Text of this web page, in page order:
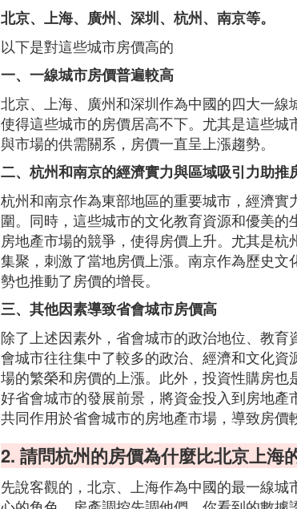
北京、上海、廣州、深圳、杭州、南京等。
以下是對這些城市房價高的
一、一線城市房價普遍較高
北京、上海、廣州和深圳作為中國的四大一
使得這些城市的房價居高不下。尤其是這些
與市場的供需關系，房價一直呈上漲趨勢。
二、杭州和南京的經濟實力與區域吸引力助推
杭州和南京作為東部地區的重要城市，經濟
圍。同時，這些城市的文化教育資源和優美
房地產市場的競爭，使得房價上升。尤其是
集聚，刺激了當地房價上漲。南京作為歷史
勢也推動了房價的增長。
三、其他因素導致省會城市房價高
除了上述因素外，省會城市的政治地位、教
會城市往往集中了較多的政治、經濟和文化
場的繁榮和房價的上漲。此外，投資性購房
好省會城市的發展前景，將資金投入到房地
共同作用於省會城市的房地產市場，導致房價
2. 請問杭州的房價為什麼比北京上海
先說客觀的，北京、上海作為中國的最一線